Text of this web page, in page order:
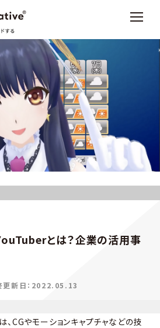
とは？企業の活用事
更新日：2022.05.13
CGやモーションキャプチャなどの技